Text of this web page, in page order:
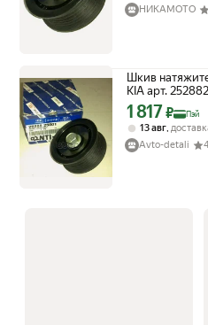
НИКАМОТО
Шкив
KIA арт.
Цена с картой
1 817₽ Пэй
13 авг,
Avto-detali